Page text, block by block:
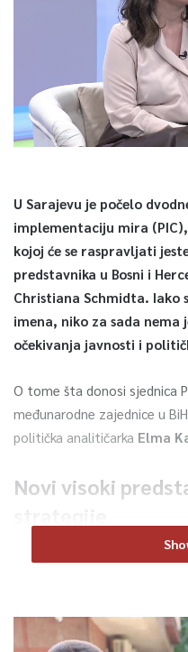
U Sarajevu je počelo
implementaciju mira
kojoj će se raspravljati
predstavnika u Bosni i
Christiana Schmidta. Iako
imena, niko za sada nema
očekivanja javnosti i
O tome šta donosi sjednica
međunarodne zajednice u
politička analitičarka Elma
Novi visoki
Karišik ističe kako promjena
“Očekivanja su takva da